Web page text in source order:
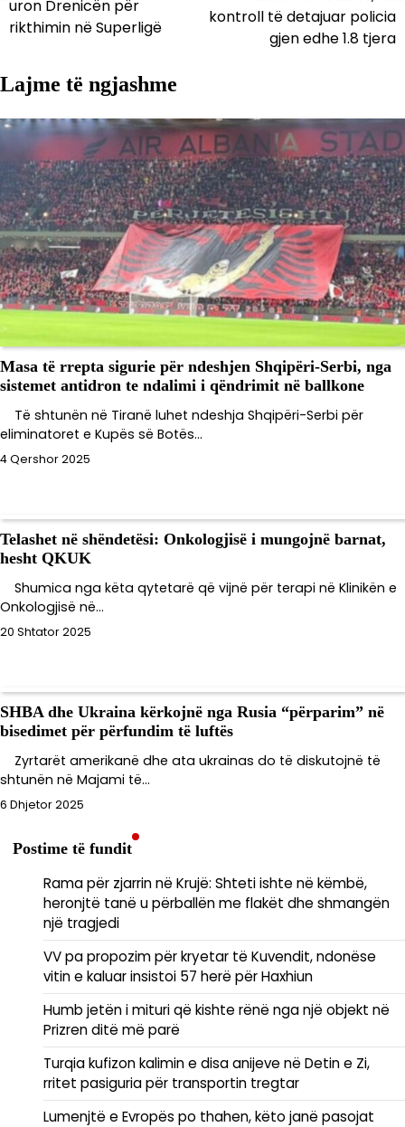
postimet
uron Drenicën për
rikthimin në Superligë
kontroll të detajuar policia
gjen edhe 1.8 tjera
Lajme të ngjashme
Masa të rrepta sigurie për ndeshjen Shqipëri-Serbi, nga
sistemet antidron te ndalimi i qëndrimit në ballkone
Të shtunën në Tiranë luhet ndeshja Shqipëri-Serbi për
eliminatoret e Kupës së Botës…
4 Qershor 2025
Telashet në shëndetësi: Onkologjisë i mungojnë barnat,
hesht QKUK
Shumica nga këta qytetarë që vijnë për terapi në Klinikën e
Onkologjisë në…
20 Shtator 2025
SHBA dhe Ukraina kërkojnë nga Rusia “përparim” në
bisedimet për përfundim të luftës
Zyrtarët amerikanë dhe ata ukrainas do të diskutojnë të
shtunën në Majami të…
6 Dhjetor 2025
Postime të fundit
Rama për zjarrin në Krujë: Shteti ishte në këmbë,
heronjtë tanë u përballën me flakët dhe shmangën
një tragjedi
VV pa propozim për kryetar të Kuvendit, ndonëse
vitin e kaluar insistoi 57 herë për Haxhiun
Humb jetën i mituri që kishte rënë nga një objekt në
Prizren ditë më parë
Turqia kufizon kalimin e disa anijeve në Detin e Zi,
rritet pasiguria për transportin tregtar
Lumenjtë e Evropës po thahen, këto janë pasojat